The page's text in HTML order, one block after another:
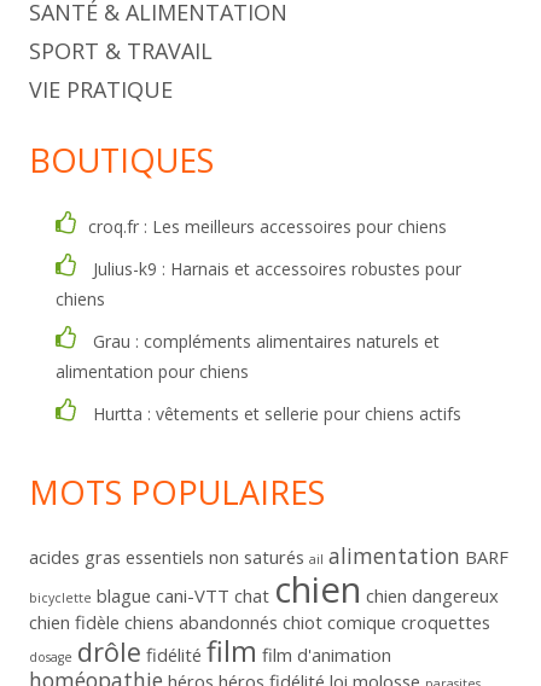
SANTÉ & ALIMENTATION
SPORT & TRAVAIL
VIE PRATIQUE
BOUTIQUES
croq.fr : Les meilleurs accessoires pour chiens
Julius-k9 : Harnais et accessoires robustes pour
chiens
Grau : compléments alimentaires naturels et
alimentation pour chiens
Hurtta : vêtements et sellerie pour chiens actifs
MOTS POPULAIRES
acides gras essentiels non saturés ail alimentation BARF
bicyclette blague cani-VTT chat chien chien dangereux
chien fidèle chiens abandonnés chiot comique croquettes
dosage drôle fidélité film film d'animation
homéopathie